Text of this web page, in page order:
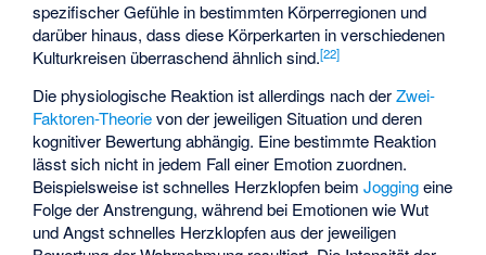
spezifischer Gefühle in bestimmten Körperregionen und
darüber hinaus, dass diese Körperkarten in verschiedenen
Kulturkreisen überraschend ähnlich sind.[22]
Die physiologische Reaktion ist allerdings nach derZwei-
Faktoren-Theorievon der jeweiligen Situation und deren
kognitiver Bewertung abhängig. Eine bestimmte Reaktion
lässt sich nicht in jedem Fall einer Emotion zuordnen.
Beispielsweise ist schnelles Herzklopfen beimJoggingeine
Folge der Anstrengung, während bei Emotionen wie Wut
und Angst schnelles Herzklopfen aus der jeweiligen